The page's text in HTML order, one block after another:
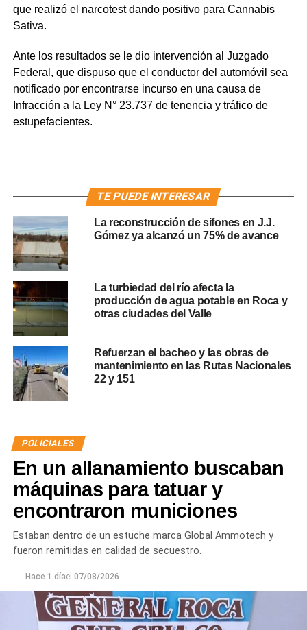
que realizó el narcotest dando positivo para Cannabis
Sativa.
Ante los resultados se le dio intervención al Juzgado
Federal, que dispuso que el conductor del automóvil sea
notificado por encontrarse incurso en una causa de
Infracción a la Ley N° 23.737 de tenencia y tráfico de
estupefacientes.
TE PUEDE INTERESAR
La reconstrucción de sifones en J.J.
Gómez ya alcanzó un 75% de avance
La turbiedad del río afecta la
producción de agua potable en Roca y
otras ciudades del Valle
Refuerzan el bacheo y las obras de
mantenimiento en las Rutas Nacionales
22 y 151
POLICIALES
En un allanamiento buscaban
máquinas para tatuar y
encontraron municiones
Estaban dentro de un estuche marca Global Ammotech y
fueron remitidas en calidad de secuestro.
Hace 1 díael 07/08/2026